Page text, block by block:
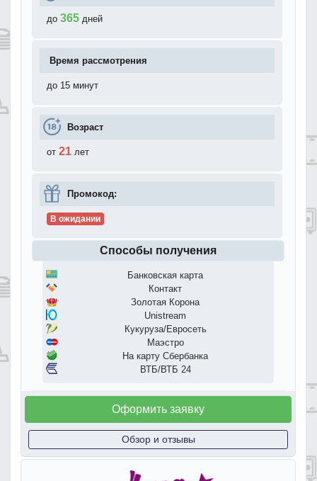
до 365 дней
Время рассмотрения
до 15 минут
Возраст
от 21 лет
Промокод:
В ожидании
Способы получения
Банковская карта
Контакт
Золотая Корона
Unistream
Кукуруза/Евросеть
Маэстро
На карту Сбербанка
ВТБ/ВТБ 24
Оформить заявку
Обзор и отзывы